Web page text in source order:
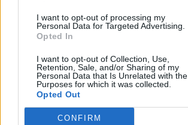
I want to opt-out of processing my
Personal Data for Targeted Advertising.
Opted In
I want to opt-out of Collection, Use,
Retention, Sale, and/or Sharing of my
Personal Data that Is Unrelated with the
Purposes for which it was collected.
Opted Out
CONFIRM
Serviceapply.